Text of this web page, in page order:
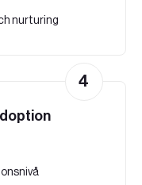
nurturing
4